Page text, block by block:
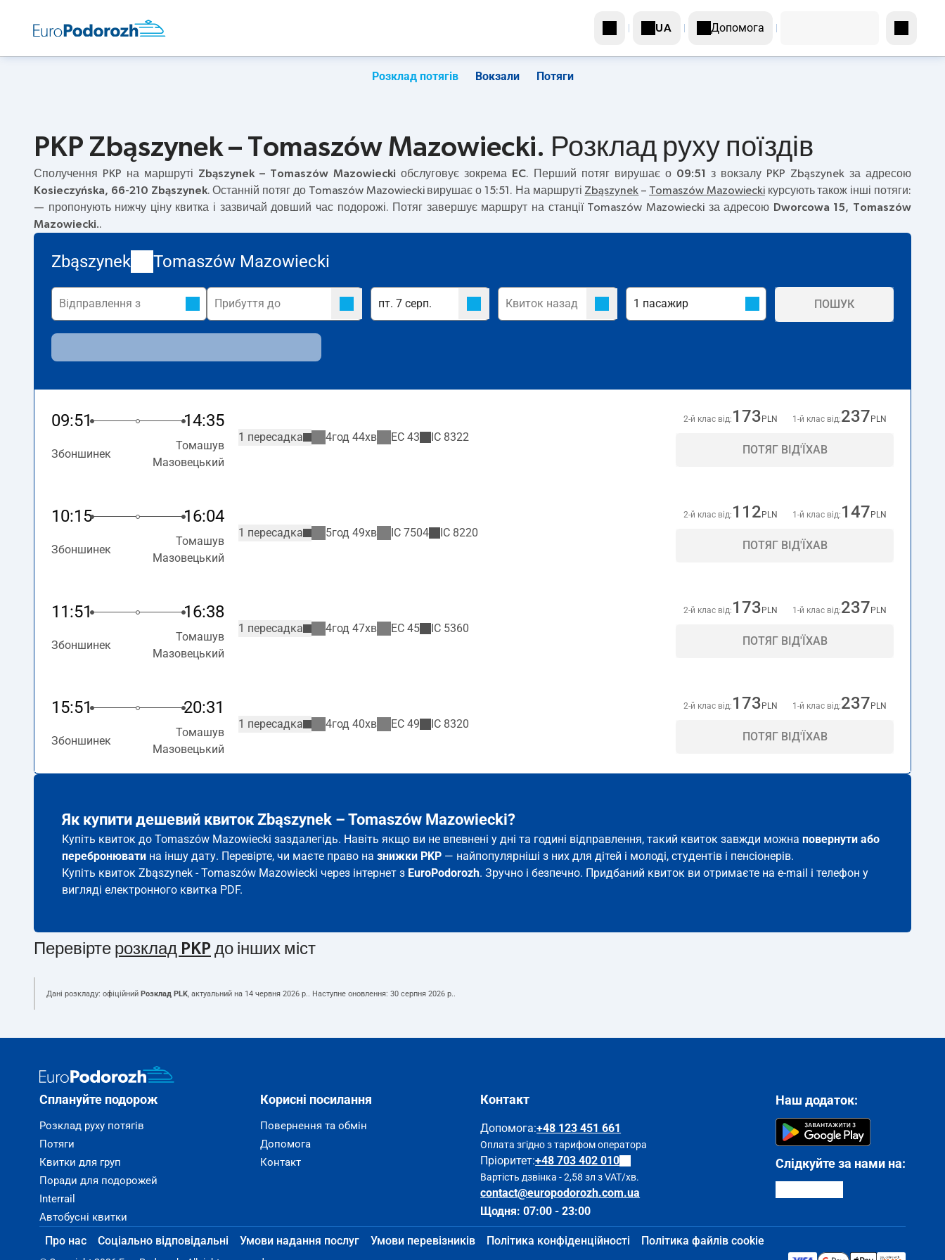
UA Допомога
Розклад потягів Вокзали Потяги
PKP Zbąszynek – Tomaszów Mazowiecki. Розклад руху поїздів
Сполучення PKP на маршруті Zbąszynek – Tomaszów Mazowiecki обслуговує зокрема EC. Перший потяг вирушає о 09:51
з вокзалу PKP Zbąszynek за адресою
Kosieczyńska, 66-210 Zbąszynek. Останній потяг до Tomaszów Mazowiecki вирушає о 15:51. На маршруті Zbąszynek – Tomaszów Mazowieckiкурсують також інші потяги:
— пропонують нижчу ціну квитка і зазвичай довший час подорожі. Потяг завершує маршрут на станції Tomaszów Mazowiecki за адресою Dworcowa 15, Tomaszów
Mazowiecki..
Zbąszynek Tomaszów Mazowiecki
ПОШУК
09:51 14:35
Збоншинек
Томашув
Мазовецький
1 пересадка 4год 44хв EC 43 IC 8322
2-й клас від: 173 PLN 1-й клас від:237 PLN
ПОТЯГ ВІД'ЇХАВ
10:15 16:04
Збоншинек
Томашув
Мазовецький
1 пересадка 5год 49хв IC 7504 IC 8220
2-й клас від: 112 PLN 1-й клас від: 147 PLN
ПОТЯГ ВІД'ЇХАВ
11:51 16:38
Збоншинек
Томашув
Мазовецький
1 пересадка 4год 47хв EC 45 IC 5360
2-й клас від: 173 PLN 1-й клас від:237 PLN
ПОТЯГ ВІД'ЇХАВ
15:51 20:31
Збоншинек
Томашув
Мазовецький
1 пересадка 4год 40хв EC 49 IC 8320
2-й клас від: 173 PLN 1-й клас від:237 PLN
ПОТЯГ ВІД'ЇХАВ
Як купити дешевий квиток Zbąszynek – Tomaszów Mazowiecki?
Купіть квиток до Tomaszów Mazowiecki заздалегідь. Навіть якщо ви не впевнені у дні та годині відправлення, такий квиток завжди можна повернути або
перебронювати на іншу дату. Перевірте, чи маєте право на знижки PKP — найпопулярніші з них для дітей і молоді, студентів і пенсіонерів.
Купіть квиток Zbąszynek - Tomaszów Mazowiecki через інтернет з EuroPodorozh. Зручно і безпечно. Придбаний квиток ви отримаєте на e-mail і телефон у
вигляді електронного квитка PDF.
Перевірте розклад PKP до інших міст
Дані розкладу: офіційний Розклад PLK, актуальний на 14 червня 2026 р.. Наступне оновлення: 30 серпня 2026 р..
Сплануйте подорож
Розклад руху потягів
Потяги
Квитки для груп
Поради для подорожей
Interrail
Автобусні квитки
Корисні посилання
Повернення та обмін
Допомога
Контакт
Контакт
Допомога:+48 123 451 661
Оплата згідно з тарифом оператора
Пріоритет:+48 703 402 010
Вартість дзвінка - 2,58 зл з VAT/хв.
contact@europodorozh.com.ua
Щодня: 07:00 - 23:00
Наш додаток:
Слідкуйте за нами на:
Про нас Соціально відповідальні Умови надання послуг Умови перевізників Політика конфіденційності Політика файлів cookie